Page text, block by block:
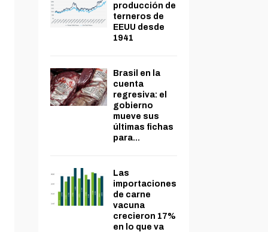
producción de
terneros de
EEUU desde
1941
Brasil en la
cuenta
regresiva: el
gobierno
mueve sus
últimas fichas
para...
Las
importaciones
de carne
vacuna
crecieron 17%
en lo que va